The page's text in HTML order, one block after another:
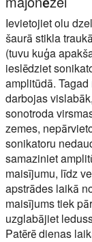
Ievietojiet olu
šaurā stikla
(tuvu kuģa
ieslēdziet
amplitūdā.
darbojas
sonotroda
zemes,
sonikatoru
samaziniet
maisījumu, līdz
apstrādes laikā
maisījums tiek
uzglabājiet
Patērē dienas